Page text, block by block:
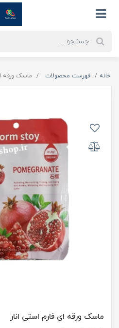
خانه فهرست محصولات ماسک ورقه
ماسک ورقه ای فارم استی انار